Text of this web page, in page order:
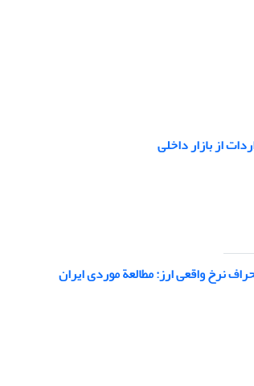
از بازار داخلی
نرخ واقعی ارز: مطالعة موردی ایران